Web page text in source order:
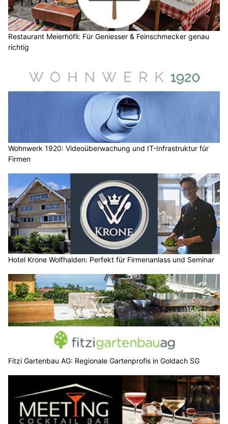
Restaurant Meierhöfli: Für Geniesser & Feinschmecker genau
richtig
Wohnwerk 1920: Videoüberwachung und IT-Infrastruktur für
Firmen
Hotel Krone Wolfhalden: Perfekt für Firmenanlass und Seminar
Fitzi Gartenbau AG: Regionale Gartenprofis in Goldach SG